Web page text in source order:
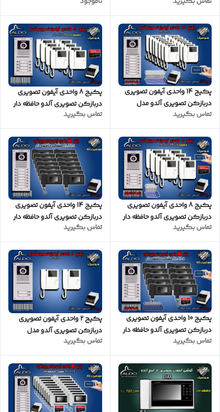
AL412 پنل ساده سفید
پکیج 14 واحدی آیفون تصویری
دربازکن تصویری آلدو مدل
AL412 پنل کارتخوان
تماس بگیرید
پکیج 8 واحدی آیفون تصویری
دربازکن تصویری آلدو حافظه دار
مدل AL412M پنل ساده
تماس بگیرید
پکیج 8 واحدی آیفون تصویری
دربازکن تصویری آلدو حافظه دار
مدل AL412M پنل کارتخوان
تماس بگیرید
پکیج 14 واحدی آیفون تصویری
دربازکن تصویری آلدو حافظه دار
مدل AL414M پنل ساده مشکی
تماس بگیرید
پکیج 10 واحدی آیفون تصویری
دربازکن تصویری آلدو حافظه دار
مشکی
تماس بگیرید
پکیج 2 واحدی آیفون تصویری
دربازکن تصویری آلدو مدل
AL412 پنل ساده
تماس بگیرید